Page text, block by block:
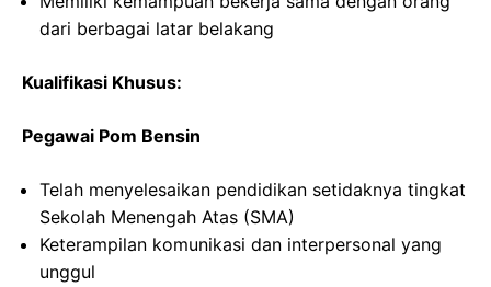
dari berbagai latar belakang
Kualifikasi Khusus:
Pegawai Pom Bensin
Telah menyelesaikan pendidikan setidaknya tingkat
Sekolah Menengah Atas (SMA)
Keterampilan komunikasi dan interpersonal yang
unggul